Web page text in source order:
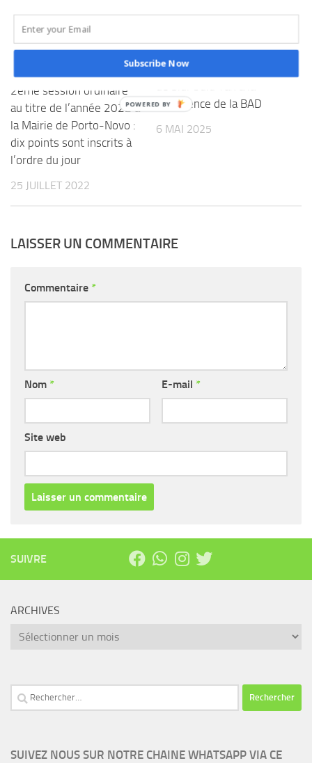
2ème session ordinaire
au titre de l’année 2022 à
la Mairie de Porto-Novo :
dix points sont inscrits à
l’ordre du jour
25 JUILLET 2022
Nouakchott : Bio Tchané
message de Talon et
appuient la candidature
présidence de la BAD
6 MAI 2025
LAISSER UN COMMENTAIRE
Commentaire *
Nom * E-mail *
Site web
SUIVRE
ARCHIVES
Archives
Rechercher :
SUIVEZ NOUS SUR NOTRE CHAINE WHATSAPP VIA CE
Subscribe Now